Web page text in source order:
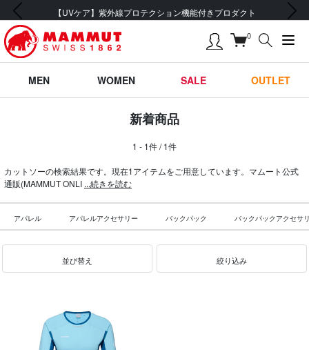
【UVケア】紫外線プロテクション機能付きプロダクト
前の画像 次の画像
0
MEN WOMEN SALE OUTLET
新着商品
1 - 1件 / 1件
カットソーの検索結果です。現在1アイテムをご用意しています。マムート公式
通販(MAMMUT ONLI ...続きを読む
アパレル アパレルアクセサリー バックパック バックパックアクセサ
並び替え 絞り込み